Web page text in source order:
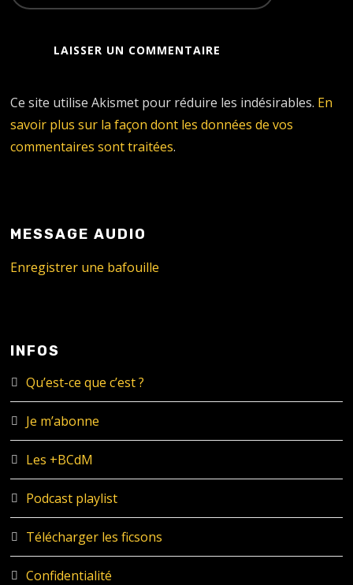
Ce site utilise Akismet pour réduire les indésirables. En
savoir plus sur la façon dont les données de vos
commentaires sont traitées.
MESSAGE AUDIO
Enregistrer une bafouille
INFOS
Qu’est-ce que c’est ?
Je m’abonne
Les +BCdM
Podcast playlist
Télécharger les ficsons
Confidentialité